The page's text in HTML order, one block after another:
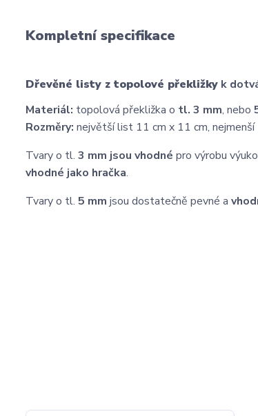
Kompletní specifikace
Dřevěné listy z topolové překližky k
Materiál: topolová překližka o tl. 3 mm, nebo
Rozměry: největší list 11 cm x 11 cm, nejmenší
Tvary o tl. 3 mm jsou vhodné pro výrobu
vhodné jako hračka.
Tvary o tl. 5 mm jsou dostatečně pevné a